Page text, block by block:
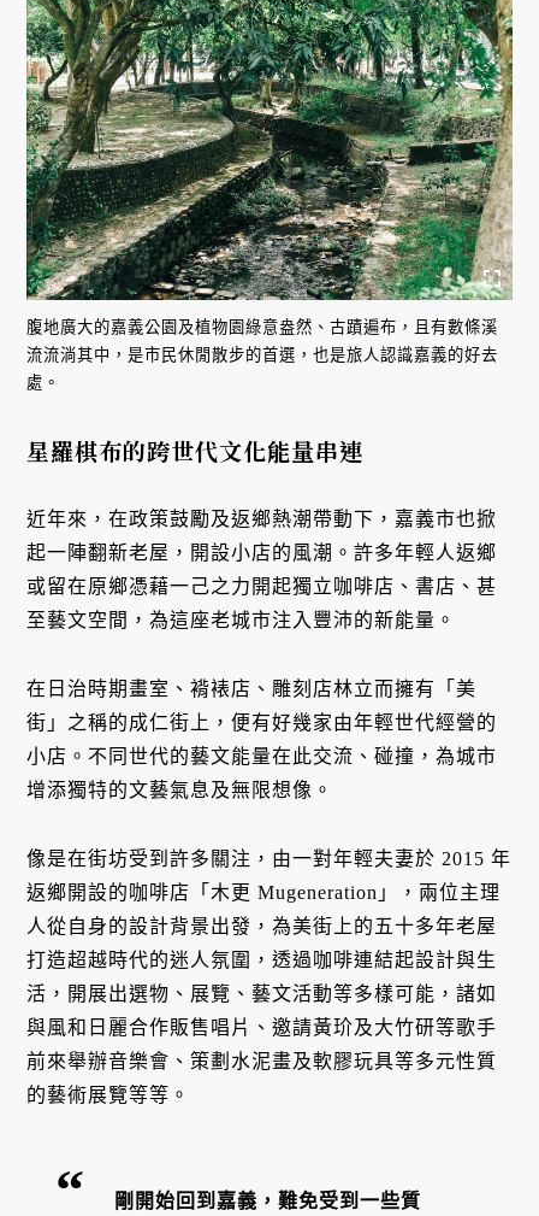
腹地廣大的嘉義公園及植物園綠意盎然、古蹟遍布，且有數條溪
流流淌其中，是市民休閒散步的首選，也是旅人認識嘉義的好去
處。
星羅棋布的跨世代文化能量串連
近年來，在政策鼓勵及返鄉熱潮帶動下，嘉義市也掀
起一陣翻新老屋，開設小店的風潮。許多年輕人返鄉
或留在原鄉憑藉一己之力開起獨立咖啡店、書店、甚
至藝文空間，為這座老城市注入豐沛的新能量。
在日治時期畫室、褙裱店、雕刻店林立而擁有「美
街」之稱的成仁街上，便有好幾家由年輕世代經營的
小店。不同世代的藝文能量在此交流、碰撞，為城市
增添獨特的文藝氣息及無限想像。
像是在街坊受到許多關注，由一對年輕夫妻於 2015 年
返鄉開設的咖啡店「木更 Mugeneration」，兩位主理
人從自身的設計背景出發，為美街上的五十多年老屋
打造超越時代的迷人氛圍，透過咖啡連結起設計與生
活，開展出選物、展覽、藝文活動等多樣可能，諸如
與風和日麗合作販售唱片、邀請黃玠及大竹研等歌手
前來舉辦音樂會、策劃水泥畫及軟膠玩具等多元性質
的藝術展覽等等。
剛開始回到嘉義，難免受到一些質